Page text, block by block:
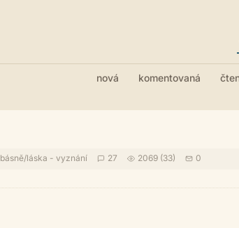
nová komentovaná
básně/láska - vyznání 27 2069 (33) 0